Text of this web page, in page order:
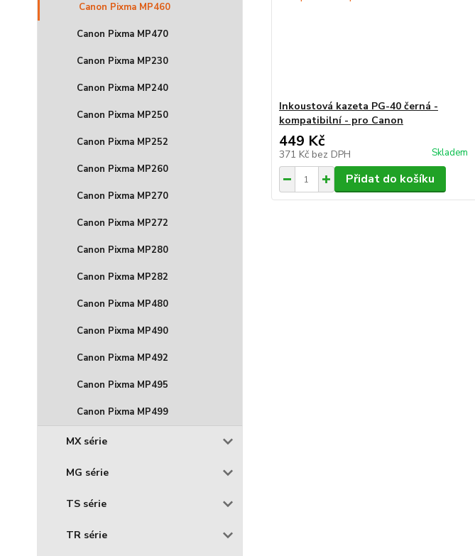
Canon Pixma MP460
Canon Pixma MP470
Canon Pixma MP230
Canon Pixma MP240
Canon Pixma MP250
Canon Pixma MP252
Canon Pixma MP260
Canon Pixma MP270
Canon Pixma MP272
Canon Pixma MP280
Canon Pixma MP282
Canon Pixma MP480
Canon Pixma MP490
Canon Pixma MP492
Canon Pixma MP495
Canon Pixma MP499
MX série
MG série
TS série
TR série
Inkoustová kazeta PG-40 černá -
kompatibilní - pro Canon
449 Kč
371 Kč bez DPH Skladem
Přidat do košíku